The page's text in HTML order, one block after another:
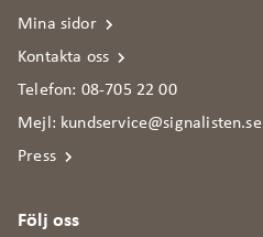
Mina sidor
Kontakta oss
Telefon: 08-705 22 00
Mejl: kundservice@signalisten.se
Press
Signalisten i sociala medier
Följ oss